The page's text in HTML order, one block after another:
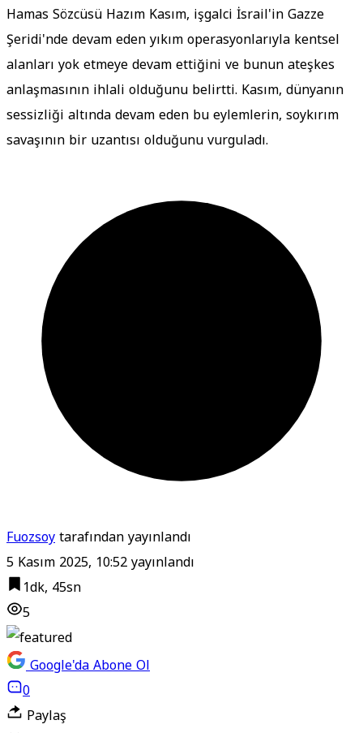
Hamas Sözcüsü Hazım Kasım, işgalci İsrail'in Gazze
Şeridi'nde devam eden yıkım operasyonlarıyla kentsel
alanları yok etmeye devam ettiğini ve bunun ateşkes
anlaşmasının ihlali olduğunu belirtti. Kasım, dünyanın
sessizliği altında devam eden bu eylemlerin, soykırım
savaşının bir uzantısı olduğunu vurguladı.
Fuozsoytarafından yayınlandı
5 Kasım 2025, 10:52yayınlandı
1dk, 45sn
5
Google'da Abone Ol
0
Paylaş